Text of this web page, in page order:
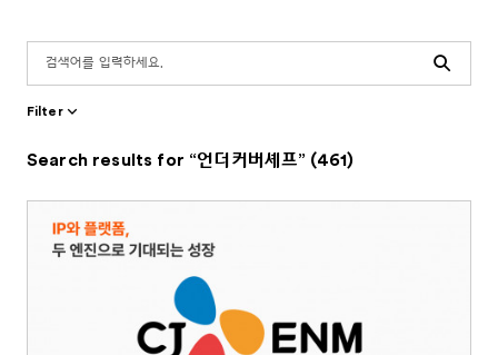
Search
Filter
Search results for “언더커버셰프” (461)